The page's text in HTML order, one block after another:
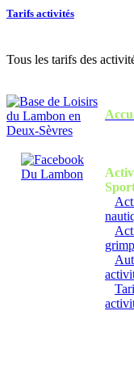
Tarifs activités
Tous les tarifs des